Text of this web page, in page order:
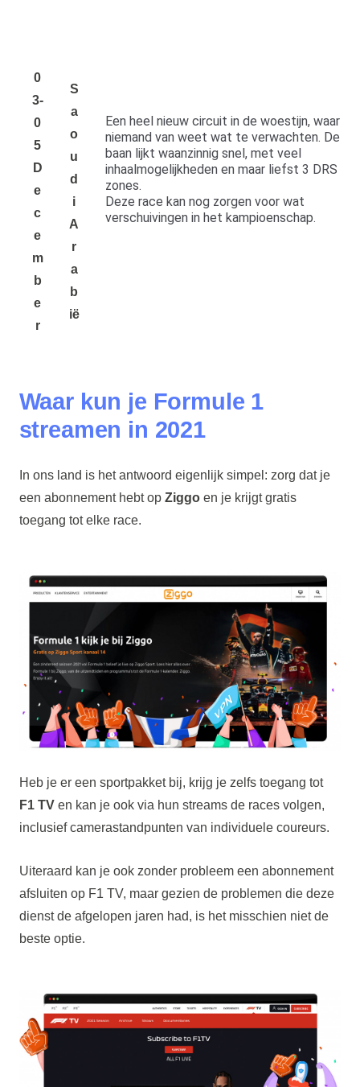
0
3-
0
5
D
E
C
E
M
B
E
R
S
a
o
u
d
i
A
r
a
b
ië
Een heel nieuw circuit in de woestijn, waar
niemand van weet wat te verwachten. De
baan lijkt waanzinnig snel, met veel
inhaalmogelijkheden en maar liefst 3 DRS
zones.
Deze race kan nog zorgen voor wat
verschuivingen in het kampioenschap.
Waar kun je Formule 1
streamen in 2021
In ons land is het antwoord eigenlijk simpel: zorg dat je
een abonnement hebt op Ziggoen je krijgt gratis
toegang tot elke race.
Heb je er een sportpakket bij, krijg je zelfs toegang tot
F1 TVen kan je ook via hun streams de races volgen,
inclusief camerastandpunten van individuele coureurs.
Uiteraard kan je ook zonder probleem een abonnement
afsluiten op F1 TV, maar gezien de problemen die deze
dienst de afgelopen jaren had, is het misschien niet de
beste optie.